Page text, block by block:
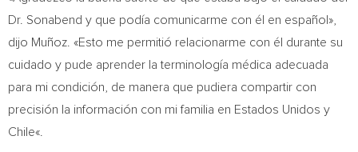
Dr. Sonabend y que podía comunicarme con él en español»,
dijo Muñoz. «Esto me permitió relacionarme con él durante su
cuidado y pude aprender la terminología médica adecuada
para mi condición, de manera que pudiera compartir con
precisión la información con mi familia en Estados Unidos y
Chile«.